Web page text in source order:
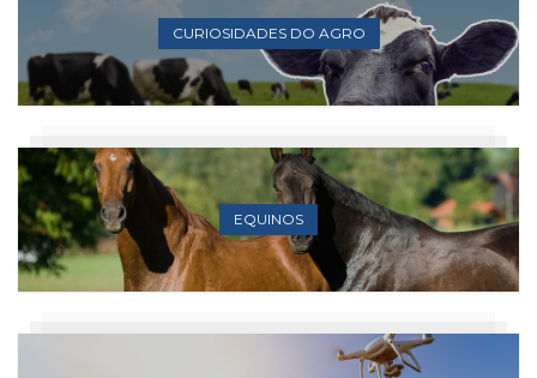
CURIOSIDADES DO AGRO
EQUINOS